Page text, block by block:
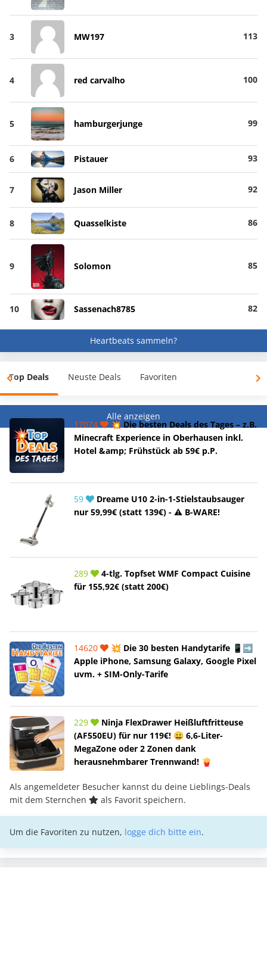
3 MW197 113
4 red carvalho 100
5 hamburgerjunge 99
6 Pistauer 93
7 Jason Miller 92
8 Quasselkiste 86
9 Solomon 85
10 Sassenach8785 82
Heartbeats sammeln?
Top Deals Neuste Deals Favoriten
Alle anzeigen
17074
💥 Die besten Deals des Tages – z.B.
Minecraft Experience in Oberhausen inkl.
Hotel &amp; Frühstück ab 59€ p.P.
59
Dreame U10 2-in-1-Stielstaubsauger
nur 59,99€ (statt 139€) - ⚠️ B-WARE!
289
4-tlg. Topfset WMF Compact Cuisine
für 155,92€ (statt 200€)
14620
💥 Die 30 besten Handytarife 📱➡️
Apple iPhone, Samsung Galaxy, Google Pixel
uvm. + SIM-Only-Tarife
229
Ninja FlexDrawer Heißluftfritteuse
(AF550EU) für nur 119€! 😀 6,6-Liter-
MegaZone oder 2 Zonen dank
herausnehmbarer Trennwand! 🍟
Als angemeldeter Besucher kannst du deine Lieblings-Deals
mit dem Sternchen
als Favorit speichern.
Um die Favoriten zu nutzen, logge dich bitte ein.